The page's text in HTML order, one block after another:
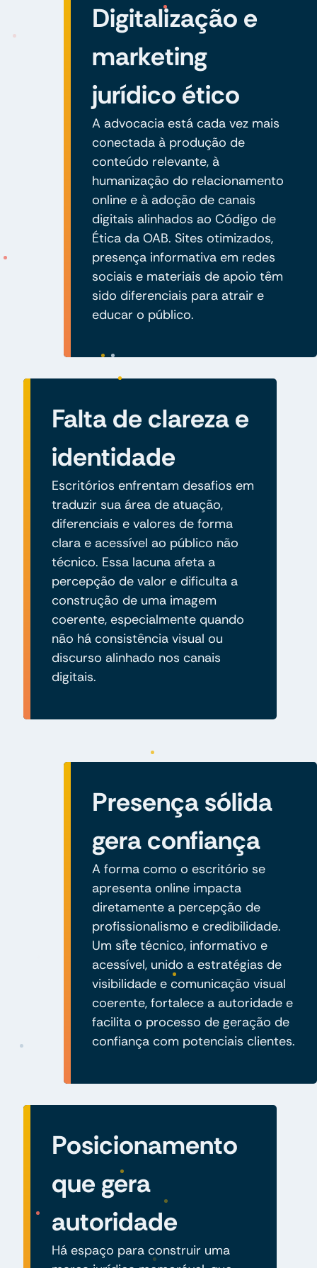
Digitalização e
marketing
jurídico ético
A advocacia está cada vez mais
conectada à produção de
conteúdo relevante, à
humanização do relacionamento
online e à adoção de canais
digitais alinhados ao Código de
Ética da OAB. Sites otimizados,
presença informativa em redes
sociais e materiais de apoio têm
sido diferenciais para atrair e
educar o público.
Falta de clareza e
identidade
Escritórios enfrentam desafios em
traduzir sua área de atuação,
diferenciais e valores de forma
clara e acessível ao público não
técnico. Essa lacuna afeta a
percepção de valor e dificulta a
construção de uma imagem
coerente, especialmente quando
não há consistência visual ou
discurso alinhado nos canais
digitais.
Presença sólida
gera confiança
A forma como o escritório se
apresenta online impacta
diretamente a percepção de
profissionalismo e credibilidade.
Um site técnico, informativo e
acessível, unido a estratégias de
visibilidade e comunicação visual
coerente, fortalece a autoridade e
facilita o processo de geração de
confiança com potenciais clientes.
Posicionamento
que gera
autoridade
Há espaço para construir uma